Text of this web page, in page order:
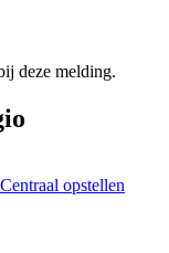
deze melding.
opstellen